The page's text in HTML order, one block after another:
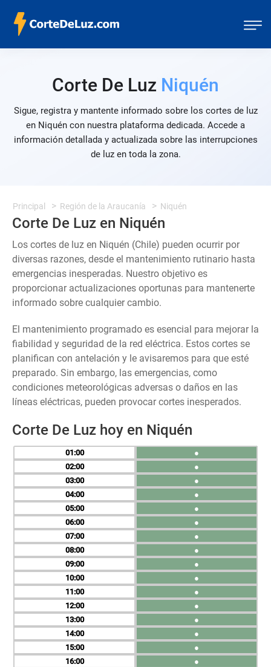
Corte De Luz Niquén
Sigue, registra y mantente informado sobre los cortes de luz
en Niquén con nuestra plataforma dedicada. Accede a
información detallada y actualizada sobre las interrupciones
de luz en toda la zona.
Principal Región de la Araucanía Niquén
Corte De Luz en Niquén
Los cortes de luz en Niquén (Chile) pueden ocurrir por
diversas razones, desde el mantenimiento rutinario hasta
emergencias inesperadas. Nuestro objetivo es
proporcionar actualizaciones oportunas para mantenerte
informado sobre cualquier cambio.
El mantenimiento programado es esencial para mejorar la
fiabilidad y seguridad de la red eléctrica. Estos cortes se
planifican con antelación y le avisaremos para que esté
preparado. Sin embargo, las emergencias, como
condiciones meteorológicas adversas o daños en las
líneas eléctricas, pueden provocar cortes inesperados.
Corte De Luz hoy en Niquén
01
02
03
04
05
06
07
08
09
10
11
12
13
14
15
16
●
●
●
●
●
●
●
●
●
●
●
●
●
●
●
●